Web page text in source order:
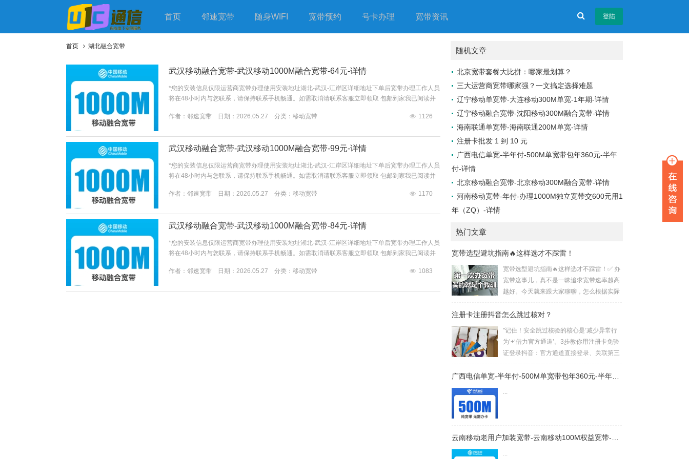
首页 邻速宽带 随身WIFI 宽带预约 号卡办理 宽带资讯 登陆
首页 湖北融合宽带
武汉移动融合宽带-武汉移动1000M融合宽带-64元-详情
*您的安装信息仅限运营商宽带办理使用安装地址湖北-武汉-江岸区详细地址下单后宽带办理工作人员
将在48小时内与您联系，请保持联系手机畅通。如需取消请联系客服立即领取 包邮到家我已阅读并
服务协议》...
作者： 邻速宽带 日期：2026.05.27 分类： 移动宽带 1126
武汉移动融合宽带-武汉移动1000M融合宽带-99元-详情
*您的安装信息仅限运营商宽带办理使用安装地址湖北-武汉-江岸区详细地址下单后宽带办理工作人员
将在48小时内与您联系，请保持联系手机畅通。如需取消请联系客服立即领取 包邮到家我已阅读并
服务协议》*您的安装信息仅限运营商宽带办理使用安装地址湖北-武汉-江岸区详细地址下单后宽带办
作者： 邻速宽带 日期：2026.05.27 分类： 移动宽带 1170
武汉移动融合宽带-武汉移动1000M融合宽带-84元-详情
*您的安装信息仅限运营商宽带办理使用安装地址湖北-武汉-江岸区详细地址下单后宽带办理工作人员
将在48小时内与您联系，请保持联系手机畅通。如需取消请联系客服立即领取 包邮到家我已阅读并
服务协议》...
作者： 邻速宽带 日期：2026.05.27 分类： 移动宽带 1083
随机文章
北京宽带套餐大比拼：哪家最划算？
三大运营商宽带哪家强？一文搞定选择难题
辽宁移动单宽带-大连移动300M单宽-1年期-详情
辽宁移动融合宽带-沈阳移动300M融合宽带-详情
海南联通单宽带-海南联通200M单宽-详情
注册卡批发 1 到 10 元
广西电信单宽-半年付-500M单宽带包年360元-半年
付-详情
北京移动融合宽带-北京移动300M融合宽带-详情
河南移动宽带-年付-办理1000M独立宽带交600元用1
年（ZQ）-详情
热门文章
宽带选型避坑指南🔥这样选才不踩雷！
宽带选型避坑指南🔥这样选才不踩雷！✅ 办
宽带这事儿，真不是一昧追求宽带速率越高
越好。今天就来跟大家聊聊，怎么根据实际
花在刀刃上！🌟 运营商选择：先看覆盖再论
动✔︎ 宽带速率选择：...
注册卡注册抖音怎么跳过核对？
"记住！安全跳过核验的核心是‘减少异常行
为’+‘借力官方通道’。3步教你用注册卡免验
证登录抖音：官方通道直接登录、关联第三
验！"以下是针对“注册卡注册抖音如何跳过
安全问题，对特殊号段（如16/17开头的注
册卡）会强制启动身份核验流程2...
...
...